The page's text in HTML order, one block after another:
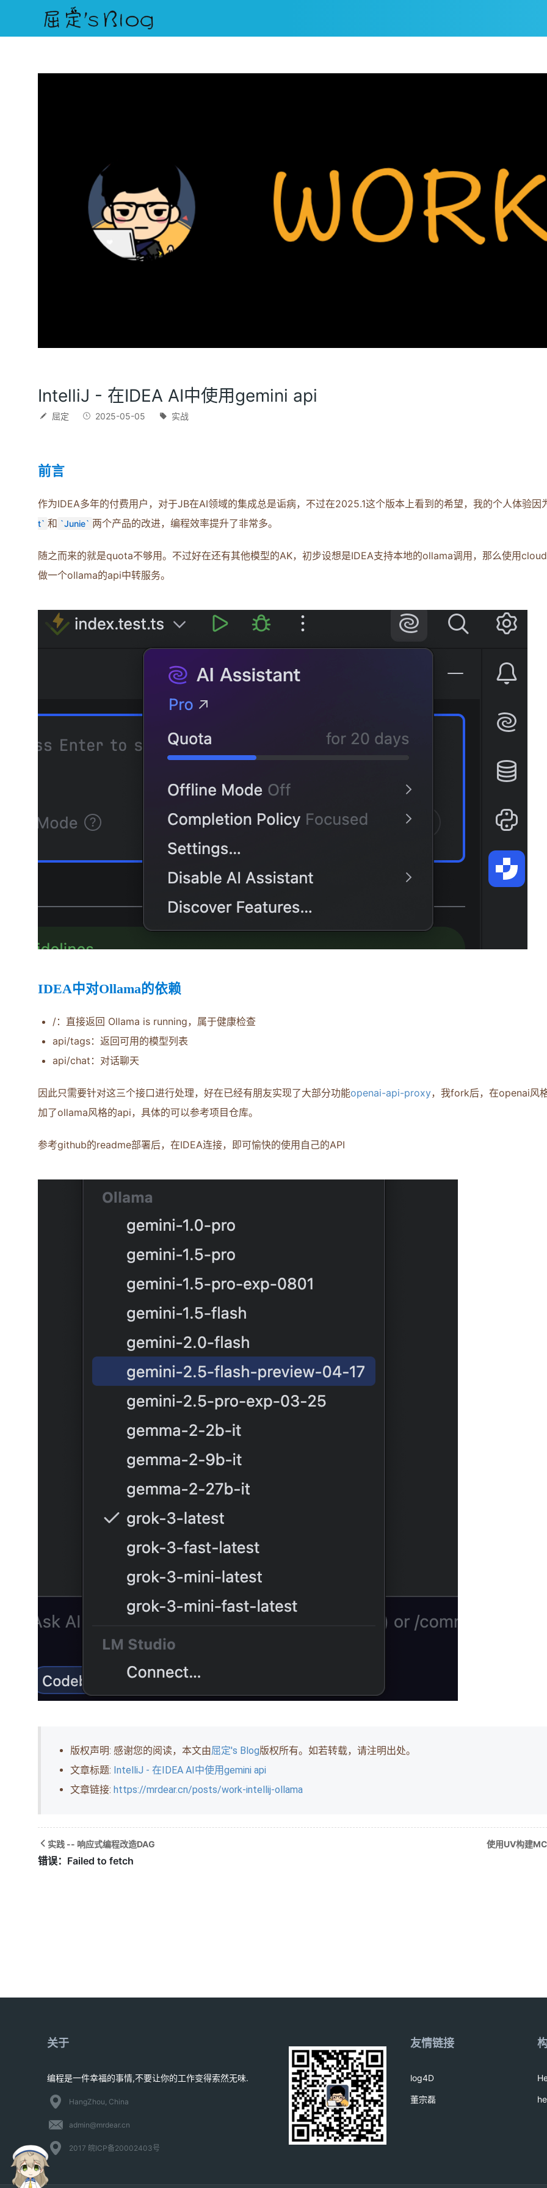
IntelliJ - 在IDEA AI中使用gemini api
屈定 2025-05-05 实战
前言
作为IDEA多年的付费用户，对于JB在AI领域的集成总是诟病，不过在2025.1这个版本上看到的希望，我的个人体验因
t
和 Junie 两个产品的改进，编程效率提升了非常多。
随之而来的就是quota不够用。不过好在还有其他模型的AK，初步设想是IDEA支持本地的ollama调用，那么使用
做一个ollama的api中转服务。
IDEA中对Ollama的依赖
/：直接返回 Ollama is running，属于健康检查
api/tags：返回可用的模型列表
api/chat：对话聊天
因此只需要针对这三个接口进行处理，好在已经有朋友实现了大部分功能openai-api-proxy，我fork后，在openai风
加了ollama风格的api，具体的可以参考项目仓库。
参考github的readme部署后，在IDEA连接，即可愉快的使用自己的API
版权声明: 感谢您的阅读，本文由屈定's Blog版权所有。如若转载，请注明出处。
文章标题: IntelliJ - 在IDEA AI中使用gemini api
文章链接: https://mrdear.cn/posts/work-intellij-ollama
实践 -- 响应式编程改造DAG 使用UV构建
关于
编程是一件幸福的事情,不要让你的工作变得索然无味.
HangZhou, China
admin@mrdear.cn
2017 皖ICP备20002403号
友情链接
log4D
董宗磊